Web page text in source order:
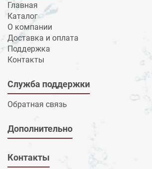
Главная
Каталог
О компании
Доставка и оплата
Поддержка
Контакты
Служба поддержки
Обратная связь
Дополнительно
Контакты